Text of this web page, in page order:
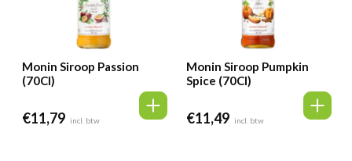
Monin Siroop Passion
(70Cl)
€11,79 incl. btw
Monin Siroop Pumpkin
Spice (70Cl)
€11,49 incl. btw